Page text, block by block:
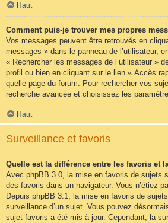
Haut
Comment puis-je trouver mes propres
Vos messages peuvent être retrouvés en
messages » dans le panneau de l’utilisateur,
« Rechercher les messages de l’utilisateur »
profil ou bien en cliquant sur le lien « Accès
quelle page du forum. Pour rechercher vos
recherche avancée et choisissez les
Haut
Surveillance et favoris
Quelle est la différence entre les favoris et
Avec phpBB 3.0, la mise en favoris de sujets
des favoris dans un navigateur. Vous n’étiez
Depuis phpBB 3.1, la mise en favoris de
surveillance d’un sujet. Vous pouvez
sujet favoris a été mis à jour. Cependant, la